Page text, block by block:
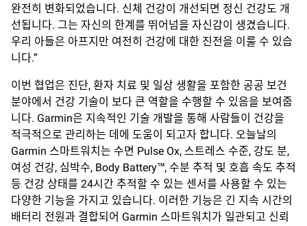
완전히 변화되었습니다. 신체 건강이 개선되면 정신 건강도 개
선됩니다. 그는 자신의 한계를 뛰어넘을 자신감이 생겼습니다.
우리 아들은 아프지만 여전히 건강에 대한 진전을 이룰 수 있습
니다.”
이번 협업은 진단, 환자 치료 및 일상 생활을 포함한 공공 보건
분야에서 건강 기술이 보다 큰 역할을 수행할 수 있음을 보여줍
니다. Garmin은 지속적인 기술 개발을 통해 사람들이 건강을
적극적으로 관리하는 데에 도움이 되고자 합니다. 오늘날의
Garmin 스마트워치는 수면 Pulse Ox, 스트레스 수준, 강도 분,
여성 건강, 심박수, Body Battery™, 수분 추적 및 호흡 속도 추적
등 건강 상태를 24시간 추적할 수 있는 센서를 사용할 수 있는
다양한 기능을 가지고 있습니다. 이러한 기능은 긴 지속 시간의
배터리 전원과 결합되어 Garmin 스마트워치가 일관되고 신뢰